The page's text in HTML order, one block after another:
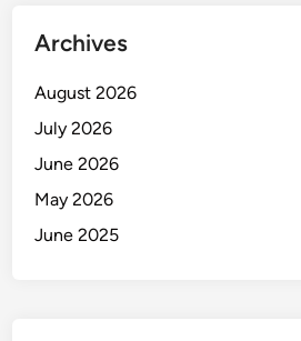
Archives
August 2026
July 2026
June 2026
May 2026
June 2025